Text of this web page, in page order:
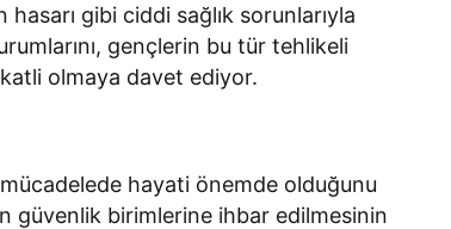
gibi ciddi sağlık sorunlarıyla
gençlerin bu tür tehlikeli
olmaya davet ediyor.
hayati önemde olduğunu
güvenlik birimlerine ihbar edilmesinin